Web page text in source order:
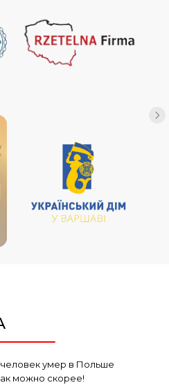
умер в Польше
можно скорее!